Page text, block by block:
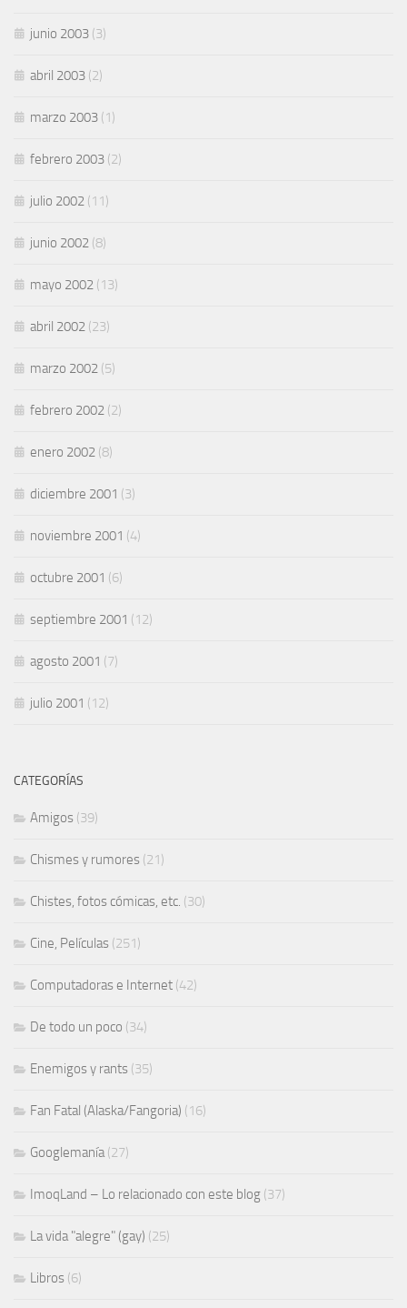
junio 2003 (3)
abril 2003 (2)
marzo 2003 (1)
febrero 2003 (2)
julio 2002 (11)
junio 2002 (8)
mayo 2002 (13)
abril 2002 (23)
marzo 2002 (5)
febrero 2002 (2)
enero 2002 (8)
diciembre 2001 (3)
noviembre 2001 (4)
octubre 2001 (6)
septiembre 2001 (12)
agosto 2001 (7)
julio 2001 (12)
CATEGORÍAS
Amigos (39)
Chismes y rumores (21)
Chistes, fotos cómicas, etc. (30)
Cine, Películas (251)
Computadoras e Internet (42)
De todo un poco (34)
Enemigos y rants (35)
Fan Fatal (Alaska/Fangoria) (16)
Googlemanía(27)
ImoqLand – Lo relacionado con este blog (37)
La vida "alegre" (gay) (25)
Libros (6)